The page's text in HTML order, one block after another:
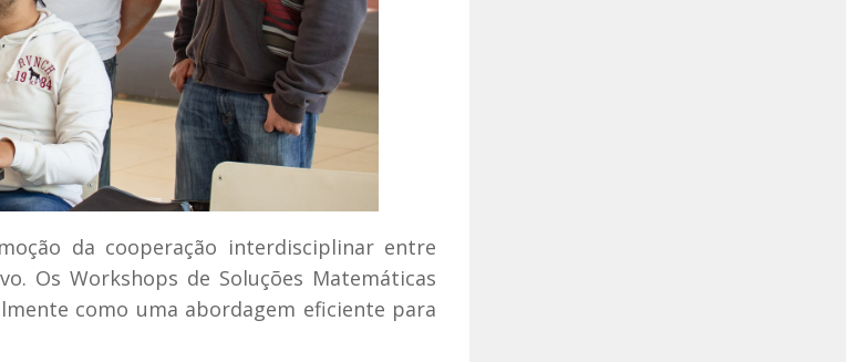
da cooperação interdisciplinar entre
Os Workshops de Soluções Matemáticas
como uma abordagem eficiente para